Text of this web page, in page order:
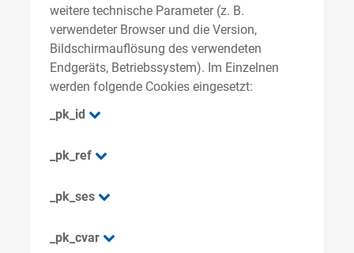
weitere technische Parameter (z. B.
verwendeter Browser und die Version,
Bildschirmauflösung des verwendeten
Endgeräts, Betriebssystem). Im Einzelnen
werden folgende Cookies eingesetzt:
_pk_id
_pk_ref
_pk_ses
_pk_cvar